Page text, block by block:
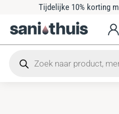
Tijdelijke 10% korting